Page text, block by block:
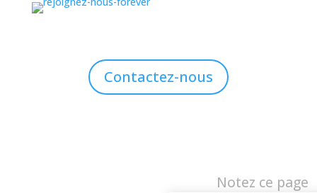
Contactez-nous
Notez ce page